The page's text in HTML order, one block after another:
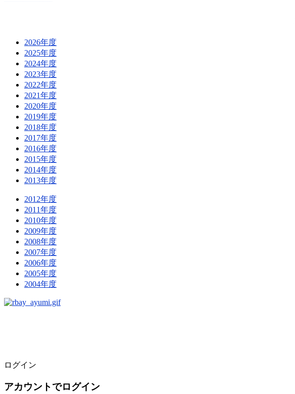
2026年度
2025年度
2024年度
2023年度
2022年度
2021年度
2020年度
2019年度
2018年度
2017年度
2016年度
2015年度
2014年度
2013年度
2012年度
2011年度
2010年度
2009年度
2008年度
2007年度
2006年度
2005年度
2004年度
ログイン
アカウントでログイン